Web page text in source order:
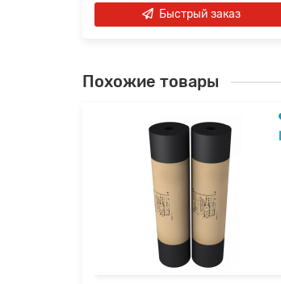
Быстрый заказ
Похожие товары